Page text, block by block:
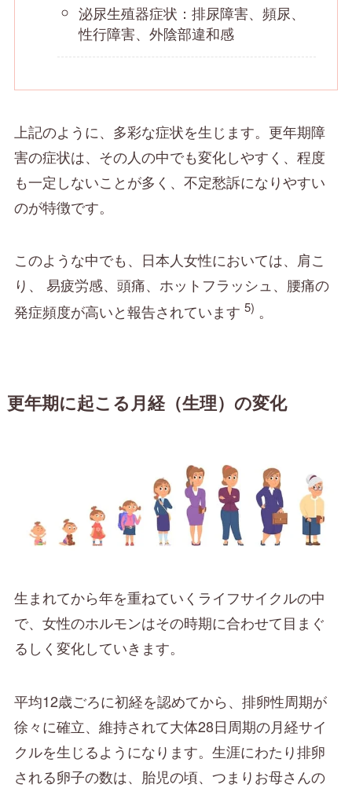
泌尿生殖器症状：排尿障害、頻尿、
性行障害、外陰部違和感
上記のように、多彩な症状を生じます。更年期障
害の症状は、その人の中でも変化しやすく、程度
も一定しないことが多く、不定愁訴になりやすい
のが特徴です。
このような中でも、日本人女性においては、肩こ
り、 易疲労感、頭痛、ホットフラッシュ、腰痛の
発症頻度が高いと報告されています 5) 。
更年期に起こる月経（生理）の変化
生まれてから年を重ねていくライフサイクルの中
で、女性のホルモンはその時期に合わせて目まぐ
るしく変化していきます。
平均12歳ごろに初経を認めてから、排卵性周期が
徐々に確立、維持されて大体28日周期の月経サイ
クルを生じるようになります。生涯にわたり排卵
される卵子の数は、胎児の頃、つまりお母さんの